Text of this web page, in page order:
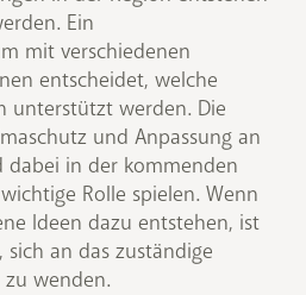
Ein
mit verschiedenen
entscheidet, welche
unterstützt werden. Die
und Anpassung an
dabei in der kommenden
Rolle spielen. Wenn
Ideen dazu entstehen, ist
an das zuständige
wenden.